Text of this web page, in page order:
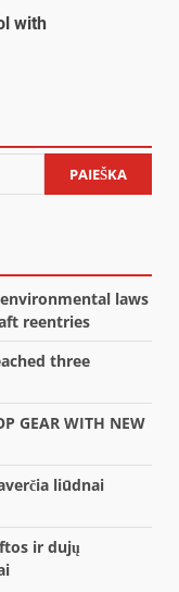
with
PAIEŠKA
laws
reentries
three
GEAR WITH NEW
liūdnai
ir dujų